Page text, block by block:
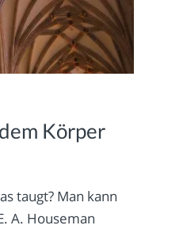
Körper
taugt? Man kann
A. Houseman